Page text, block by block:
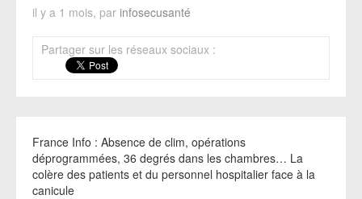
il y a 1 mois, par infosecusanté
Partager sur les réseaux sociaux :
France Info : Absence de clim, opérations
déprogrammées, 36 degrés dans les chambres… La
colère des patients et du personnel hospitalier face à la
canicule